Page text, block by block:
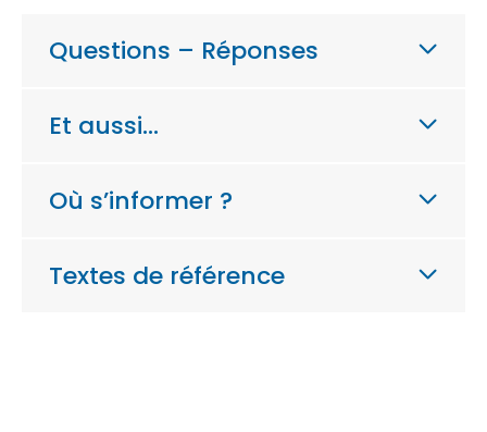
Questions – Réponses
Et aussi…
Où s’informer ?
Textes de référence